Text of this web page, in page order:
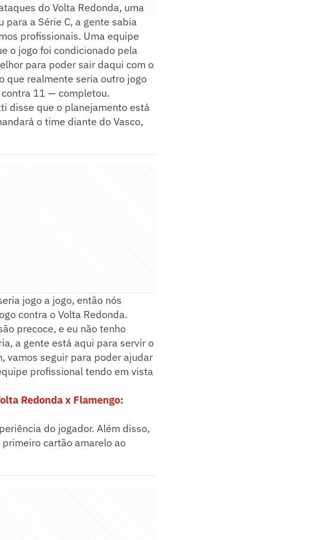
do Volta Redonda, uma
a Série C, a gente sabia
profissionais. Uma equipe
o jogo foi condicionado pela
para poder sair daqui com o
que realmente seria outro jogo
11 — completou.
disse que o planejamento está
o time diante do Vasco,
jogo a jogo, então nós
contra o Volta Redonda.
precoce, e eu não tenho
a gente está aqui para servir o
vamos seguir para poder ajudar
profissional tendo em vista
Redonda x Flamengo:
do jogador. Além disso,
cartão amarelo ao